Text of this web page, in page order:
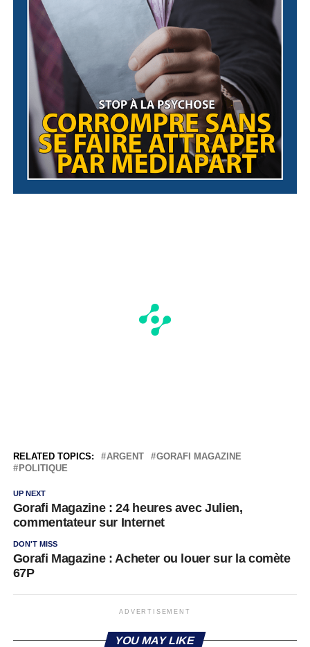
RELATED TOPICS: ARGENT
GORAFI MAGAZINE
POLITIQUE
UP NEXT
Gorafi Magazine : 24 heures avec Julien,
commentateur sur Internet
DON'T MISS
Gorafi Magazine : Acheter ou louer sur la comète
67P
ADVERTISEMENT
YOU MAY LIKE